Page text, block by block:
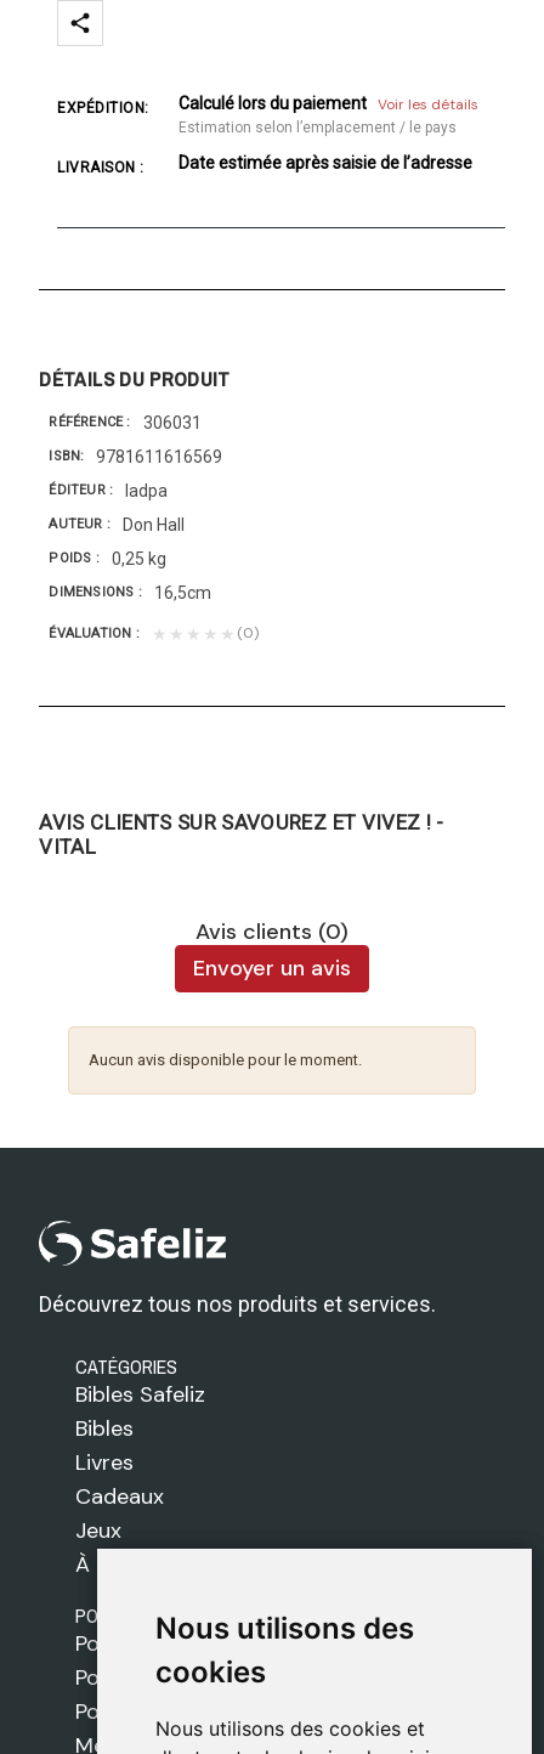
Nous utilisons des
cookies
Nous utilisons des cookies et
Nous utilisons des
cookies
Nous utilisons des cookies et
EXPÉDITION: Calculé lors du paiement Voir les détails
Estimation selon l’emplacement / le pays
LIVRAISON : Date estimée après saisie de l’adresse
DÉTAILS DU PRODUIT
RÉFÉRENCE 306031
ISBN 9781611616569
ÉDITEUR Iadpa
AUTEUR Don Hall
POIDS 0,25 kg
DIMENSIONS 16,5cm
ÉVALUATION ★★★★★ (0)
AVIS CLIENTS SUR SAVOUREZ ET VIVEZ ! -
VITAL
Avis clients (0)
Envoyer un avis
Aucun avis disponible pour le moment.
Découvrez tous nos produits et services.
CATÉGORIES
Bibles Safeliz
Bibles
Livres
Cadeaux
Jeux
À propos de nous
POLITIQUES
Politique de livraison
Politique de cookies
Politique de confidentialité
Mentions légales